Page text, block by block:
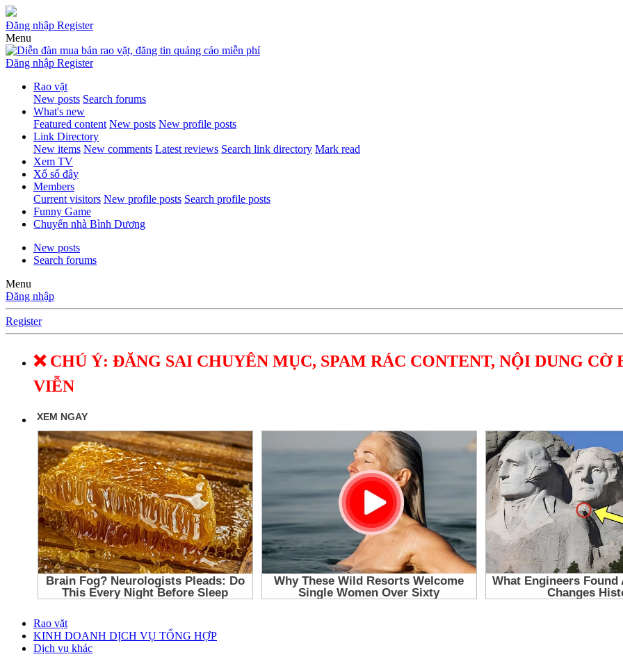
Đăng nhập Register
Menu
Đăng nhập Register
Rao vặt
New posts Search forums
What's new
Featured content New posts New profile posts
Link Directory
New items New comments Latest reviews Search link directory Mark read
Xem TV
Xổ số đây
Members
Current visitors New profile posts Search profile posts
Funny Game
Chuyển nhà Bình Dương
New posts
Search forums
Menu
Đăng nhập
Register
❌ CHÚ Ý: ĐĂNG SAI CHUYÊN MỤC, SPAM RÁC CONTENT, NỘI DUNG
VIỄN
Rao vặt
KINH DOANH DỊCH VỤ TỔNG HỢP
Dịch vụ khác